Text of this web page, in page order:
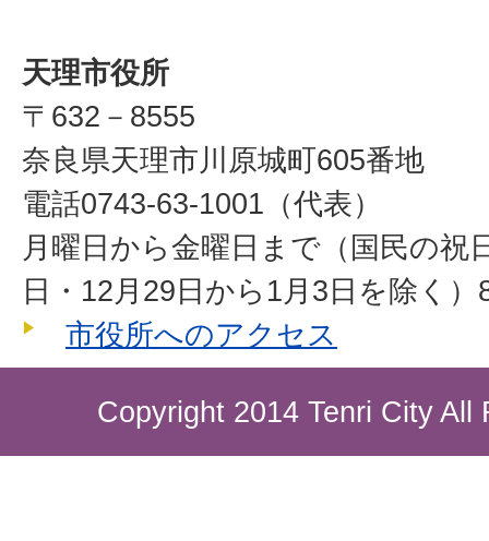
天理市役所
〒632－8555
奈良県天理市川原城町605番地
電話0743-63-1001（代表）
月曜日から金曜日まで（国民の祝
日・12月29日から1月3日を除く
市役所へのアクセス
Copyright 2014 Tenri City All